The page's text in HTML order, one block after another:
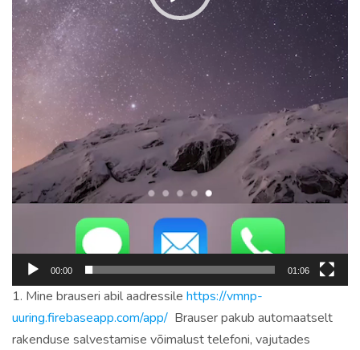
00:00 01:06
1. Mine brauseri abil aadressile https://vmnp-
uuring.firebaseapp.com/app/ Brauser pakub automaatselt
rakenduse salvestamise võimalust telefoni, vajutades